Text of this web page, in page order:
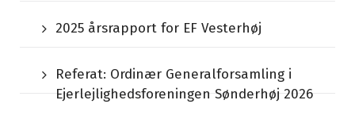
2025 årsrapport for EF Vesterhøj
Referat: Ordinær Generalforsamling i
Ejerlejlighedsforeningen Sønderhøj 2026